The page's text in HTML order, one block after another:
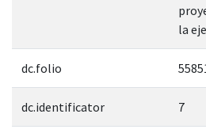
la
dc.folio
dc.identificator 7